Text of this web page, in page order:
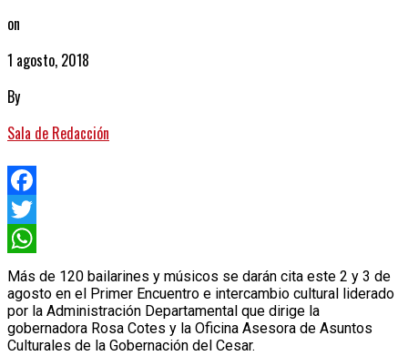
on
1 agosto, 2018
By
Sala de Redacción
Facebook
Twitter
WhatsApp
Más de 120 bailarines y músicos se darán cita este 2 y 3 de
agosto en el Primer Encuentro e intercambio cultural liderado
por la Administración Departamental que dirige la
gobernadora Rosa Cotes y la Oficina Asesora de Asuntos
Culturales de la Gobernación del Cesar.